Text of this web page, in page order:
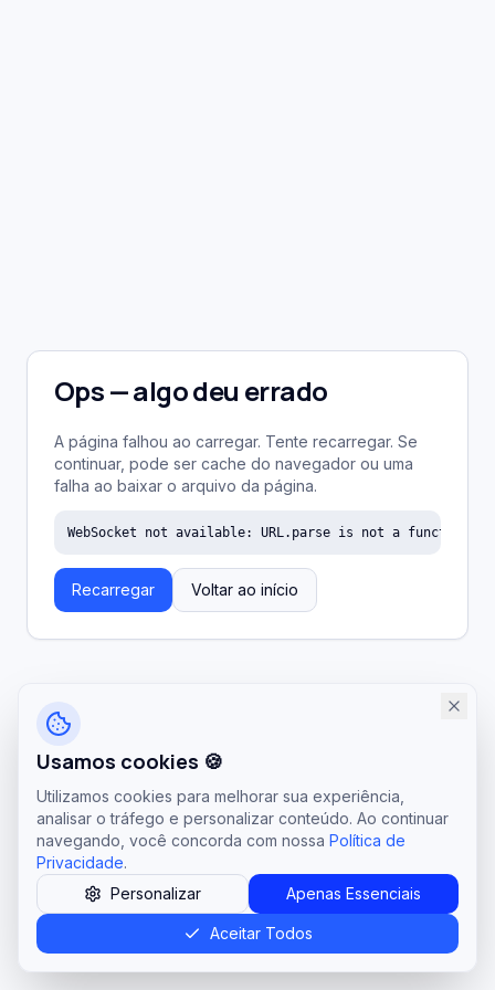
Ops — algo deu errado
A página falhou ao carregar. Tente recarregar. Se
continuar, pode ser cache do navegador ou uma
falha ao baixar o arquivo da página.
WebSocket not available: URL.parse is not a function
Recarregar Voltar ao início
Usamos cookies 🍪
Utilizamos cookies para melhorar sua experiência,
analisar o tráfego e personalizar conteúdo. Ao continuar
navegando, você concorda com nossa Política de
Privacidade.
Personalizar
Apenas Essenciais
Aceitar Todos